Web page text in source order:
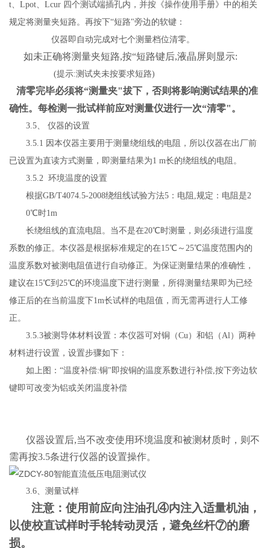
t、Lpot、Lcur 四个测试端插孔内 ，并按《操作使用手册》中的相关
规定将测量夹短路。再按下“短路"旁边的软键：
仪器即自动完成对七个测量档位清零。
如未正确将测量夹短路,按“短路键后,液晶屏则显示:
(提示:测试夹未按要求短路)
清零完毕必须将“测量夹"拔下，否则将影响测试结果的准
确性。每检测一批试样前应对测量仪进行一次“清零"。
3.5、 仪器的设置
3.5.1 因本仪器主要用于测量绕组线的电阻，所以仪器在出厂前
已设置为直读方式测量，即测量结果为1 m长的绕组线的电阻。
3.5.2 环境温度的设置
根据GB/T4074.5-2008绕组线试验方法5：电阻,规定：电阻是2
0℃时1m
长绕组线的直流电阻。当不是在20℃时测量，则必须进行温度
系数的修正。本仪器是根据标准规定的在15℃～25℃温度范围内的
温度系数对被测电阻值进行自动修正。为保证测量结果的准确性，
建议在15℃到25℃的环境温度下进行测量，所得测量结果即为已经
修正后的在当前温度下1m长试样的电阻值，而无需再进行人工修
正。
3.5.3被测导体材料设置：本仪器可对铜（Cu）和铝（Al ）两种
材料进行设置，设置步骤如下：
如上图：“温度补偿:铜" 即按铜的温度系数进行补偿 ,按下旁边软
键即可改变为铝或关闭温度补偿
仪器设置后,当不改变使用环境温度和被测材质时，则不
需再按3.5条进行仪器的设置操作。
3.6、测量试样
注意：使用前应向注油孔④内注入适量机油，
以使校直试样时手轮转动灵活，避免丝杆⑦的磨
损。